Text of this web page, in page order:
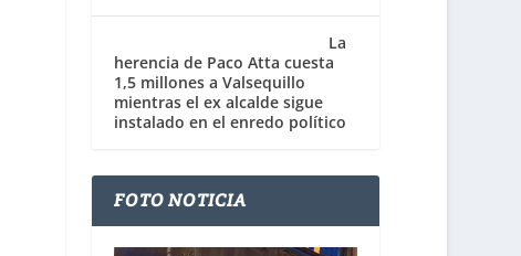
La
herencia de Paco Atta cuesta
1,5 millones a Valsequillo
mientras el ex alcalde sigue
instalado en el enredo político
FOTO NOTICIA